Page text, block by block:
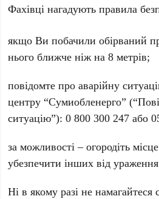
Фахівці нагадують правила
якщо Ви побачили обірваний
нього ближче ніж на 8 метрів;
повідомте про аварійну
центру “Сумиобленерго”
ситуацію”): 0 800 300 247 або
за можливості – огородіть
убезпечити інших від
Ні в якому разі не намагайтеся